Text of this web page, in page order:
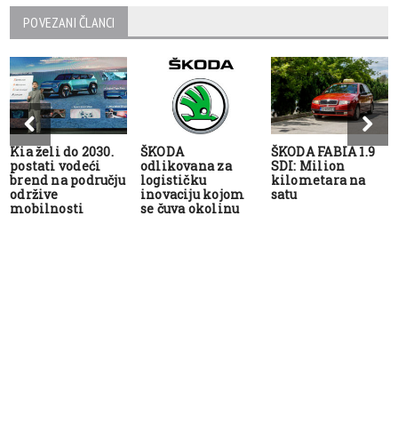
POVEZANI ČLANCI
Kia želi do 2030.
postati vodeći
brend na području
održive
mobilnosti
ŠKODA
odlikovana za
logističku
inovaciju kojom
se čuva okolinu
ŠKODA FABIA 1.9
SDI: Milion
kilometara na
satu